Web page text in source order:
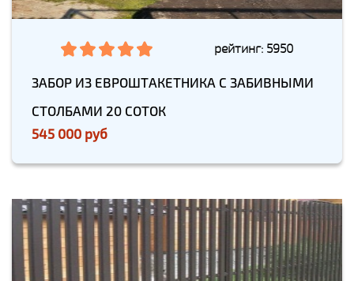
рейтинг: 5950
ЗАБОР ИЗ ЕВРОШТАКЕТНИКА С ЗАБИВНЫМИ
СТОЛБАМИ 20 СОТОК
545 000 руб